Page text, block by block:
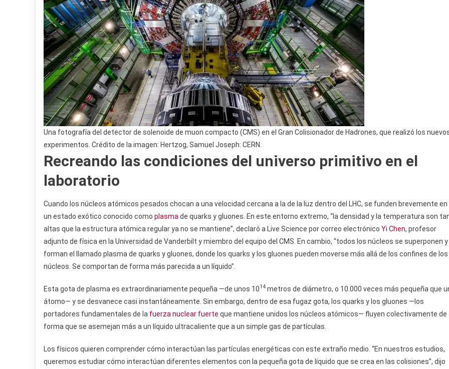
Una fotografía del detector de solenoide de muon compacto (CMS) en el Gran Colisionador de Hadrones, que realizó los
experimentos. Crédito de la imagen: Hertzog, Samuel Joseph: CERN.
Recreando las condiciones del universo primitivo en el
laboratorio
Cuando los núcleos atómicos pesados ​​chocan a una velocidad cercana a la de la luz dentro del LHC, se funden brevemente en
un estado exótico conocido como plasma de quarks y gluones. En este entorno extremo, “la densidad y la temperatura son
altas que la estructura atómica regular ya no se mantiene”, declaró a Live Science por correo electrónico Yi Chen, profesor
adjunto de física en la Universidad de Vanderbilt y miembro del equipo del CMS. En cambio, “todos los núcleos se superponen y
forman el llamado plasma de quarks y gluones, donde los quarks y los gluones pueden moverse más allá de los confines de los
núcleos. Se comportan de forma más parecida a un líquido”.
Esta gota de plasma es extraordinariamente pequeña —de unos 1014 metros de diámetro, o 10.000 veces más pequeña que
átomo— y se desvanece casi instantáneamente. Sin embargo, dentro de esa fugaz gota, los quarks y los gluones —los
portadores fundamentales de la fuerza nuclear fuerte que mantiene unidos los núcleos atómicos— fluyen colectivamente de
forma que se asemejan más a un líquido ultracaliente que a un simple gas de partículas.
Los físicos quieren comprender cómo interactúan las partículas energéticas con este extraño medio. “En nuestros estudios,
queremos estudiar cómo interactúan diferentes elementos con la pequeña gota de líquido que se crea en las colisiones”, dijo